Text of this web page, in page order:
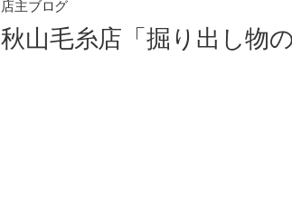
店主ブログ
秋山毛糸店「掘り出し物